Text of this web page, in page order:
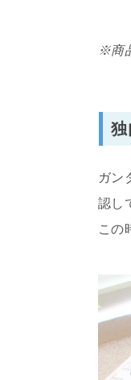
※商
独
ガン
認し
この